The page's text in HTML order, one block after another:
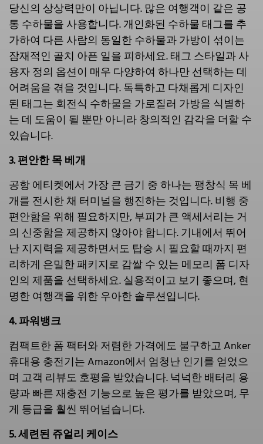
당신의 상상력만이 아닙니다. 많은 여행객이 같은 공
통 수하물을 사용합니다. 개인화된 수하물 태그를 추
가하여 다른 사람의 동일한 수하물과 가방이 섞이는
잠재적인 골치 아픈 일을 피하세요. 태그 스타일과 사
용자 정의 옵션이 매우 다양하여 하나만 선택하는 데
어려움을 겪을 것입니다. 독특하고 다채롭게 디자인
된 태그는 회전식 수하물을 가로질러 가방을 식별하
는 데 도움이 될 뿐만 아니라 창의적인 감각을 더할 수
있습니다.
3. 편안한 목 베개
공항 에티켓에서 가장 큰 금기 중 하나는 팽창식 목 베
개를 전시한 채 터미널을 행진하는 것입니다. 비행 중
편안함을 위해 필요하지만, 부피가 큰 액세서리는 거
의 신중함을 제공하지 않아야 합니다. 기내에서 뛰어
난 지지력을 제공하면서도 탑승 시 필요할 때까지 편
리하게 은밀한 패키지로 감쌀 수 있는 메모리 폼 디자
인의 제품을 선택하세요. 실용적이고 보기 좋으며, 현
명한 여행객을 위한 우아한 솔루션입니다.
4. 파워뱅크
컴팩트한 폼 팩터와 저렴한 가격에도 불구하고 Anker
휴대용 충전기는 Amazon에서 엄청난 인기를 얻었으
며 고객 리뷰도 호평을 받았습니다. 넉넉한 배터리 용
량과 빠른 재충전 기능으로 높은 평가를 받았으며, 무
게 등급을 훨씬 뛰어넘습니다.
5. 세련된 쥬얼리 케이스